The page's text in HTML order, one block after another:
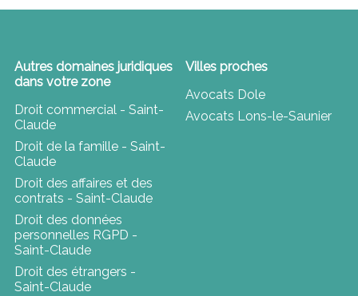
Autres domaines juridiques
dans votre zone
Droit commercial - Saint-
Claude
Droit de la famille - Saint-
Claude
Droit des affaires et des
contrats - Saint-Claude
Droit des données
personnelles RGPD -
Saint-Claude
Droit des étrangers -
Saint-Claude
Villes proches
Avocats Dole
Avocats Lons-le-Saunier